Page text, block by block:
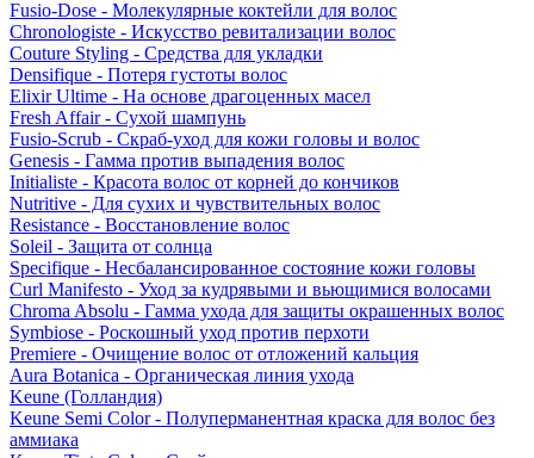
Fusio-Dose - Молекулярные коктейли для волос
Chronologiste - Искусство ревитализации волос
Couture Styling - Средства для укладки
Densifique - Потеря густоты волос
Elixir Ultime - На основе драгоценных масел
Fresh Affair - Сухой шампунь
Fusio-Scrub - Скраб-уход для кожи головы и волос
Genesis - Гамма против выпадения волос
Initialiste - Красота волос от корней до кончиков
Nutritive - Для сухих и чувствительных волос
Resistance - Восстановление волос
Soleil - Защита от солнца
Specifique - Несбалансированное состояние кожи головы
Curl Manifesto - Уход за кудрявыми и вьющимися волосами
Chroma Absolu - Гамма ухода для защиты окрашенных волос
Symbiose - Роскошный уход против перхоти
Premiere - Очищение волос от отложений кальция
Aura Botanica - Органическая линия ухода
Keune (Голландия)
Keune Semi Color - Полуперманентная краска для волос без
аммиака